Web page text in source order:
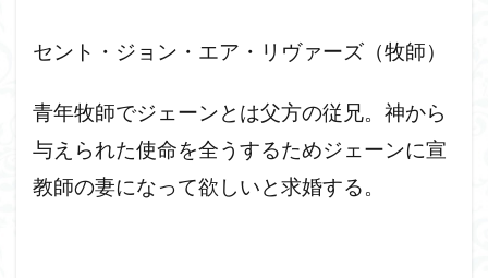
セント・ジョン・エア・リヴァーズ（牧師）
青年牧師でジェーンとは父方の従兄。神から
与えられた使命を全うするためジェーンに宣
教師の妻になって欲しいと求婚する。